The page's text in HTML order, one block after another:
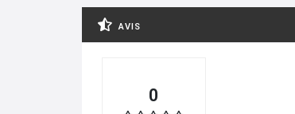
AVIS
0